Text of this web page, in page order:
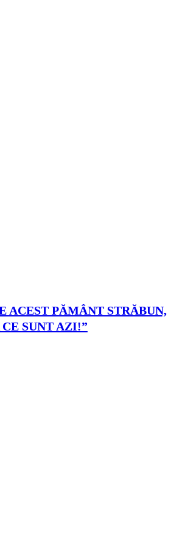
ACEST PĂMÂNT STRĂBUN,
SUNT AZI!”